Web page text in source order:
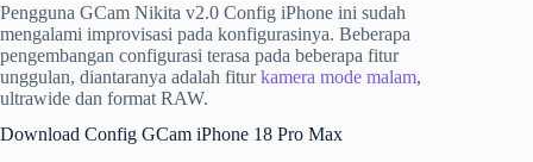
Pengguna GCam Nikita v2.0 Config iPhone ini sudah
mengalami improvisasi pada konfigurasinya. Beberapa
pengembangan configurasi terasa pada beberapa fitur
unggulan, diantaranya adalah fiturkamera mode malam,
ultrawide dan format RAW.
Download Config GCam iPhone 18 Pro Max